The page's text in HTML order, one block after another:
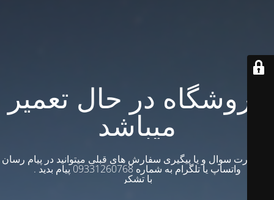
فروشگاه در حال تعمیر
میباشد
در صورت سوال و یا پیگیری سفارش های قبلی میتوانید در پیام رسان
واتساپ یا تلگرام به شماره 09331260768 پیام بدید .
با تشکر